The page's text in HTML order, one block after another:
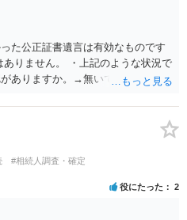
た公正証書遺言は有効なものです
りません。 ・上記のような状況で
ありますか。→無いです。 ・分割
すので、どこが妥当とは言えない
・できれば穏やかに、分割を拒否
否するということは、遺産はいら
、受取を指定されててもいらない
説明する必要はありません。
#相続人調査・確定
役にたった 2